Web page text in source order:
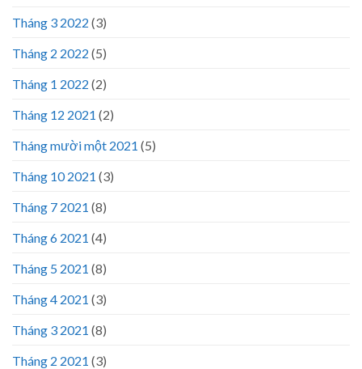
Tháng 3 2022 (3)
Tháng 2 2022 (5)
Tháng 1 2022 (2)
Tháng 12 2021 (2)
Tháng mười một 2021 (5)
Tháng 10 2021 (3)
Tháng 7 2021 (8)
Tháng 6 2021 (4)
Tháng 5 2021 (8)
Tháng 4 2021 (3)
Tháng 3 2021 (8)
Tháng 2 2021 (3)